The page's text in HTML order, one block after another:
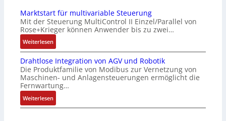
n
s
o
r
-
n
t
e
g
r
C
6
2
4
4
-
Z
e
r
t
Marktstart für multivariable Steuerung
Mit der Steuerung MultiControl II Einzel/Parallel von
Rose+Krieger können Anwender bis zu zwei…
Weiterlesen:
M
a
r
k
t
s
t
Drahtlose Integration von AGV und Robotik
Die Produktfamilie von Modibus zur Vernetzung von
Maschinen- und Anlagensteuerungen ermöglicht die
Fernwartung…
Weiterlesen:
D